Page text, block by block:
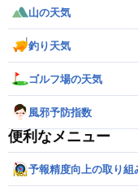
山の天気
釣り天気
ゴルフ場の天気
風邪予防指数
便利なメニュー
予報精度向上の取り組